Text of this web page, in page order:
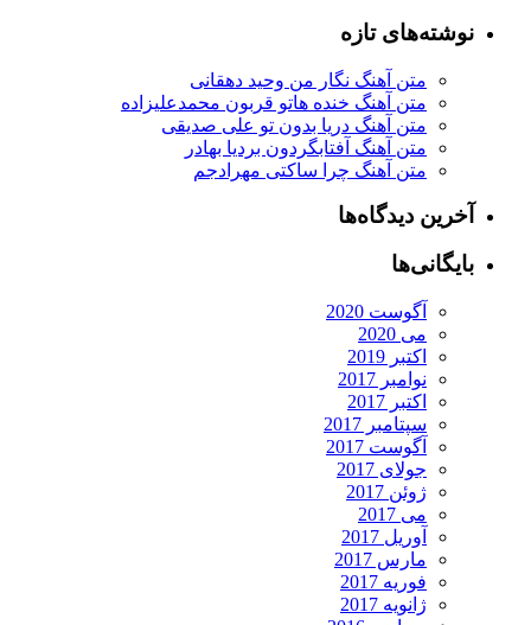
نوشته‌های تازه
متن آهنگ نگار من وحید دهقانی
متن آهنگ خنده هاتو قربون محمدعلیزاده
متن آهنگ دریا بدون تو علی صدیقی
متن آهنگ آفتابگردون بردیا بهادر
متن آهنگ چرا ساکتی مهرادجم
آخرین دیدگاه‌ها
بایگانی‌ها
آگوست 2020
می 2020
اکتبر 2019
نوامبر 2017
اکتبر 2017
سپتامبر 2017
آگوست 2017
جولای 2017
ژوئن 2017
می 2017
آوریل 2017
مارس 2017
فوریه 2017
ژانویه 2017